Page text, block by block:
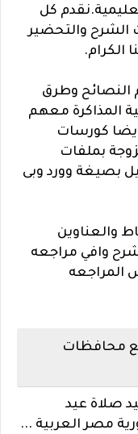
كل
الشرح والتحضير
الكرام.
النصائح وطرق
المذاكرة معهم
كورسات
بملفات
بصيغة وورد وبى
والعناوين
شرح وافي مراجعه
المراجعه
محافظات
صلاة عيد
مصر العربية ...